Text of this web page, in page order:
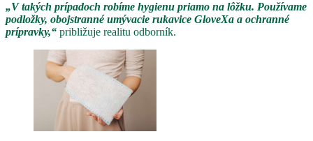
„V takých prípadoch robíme hygienu priamo na lôžku. Používame
podložky, obojstranné umývacie rukavice GloveXa a ochranné
prípravky,“ približuje realitu odborník.